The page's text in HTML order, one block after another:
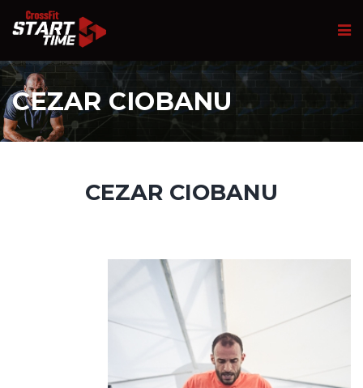
CEZAR CIOBANU
CEZAR CIOBANU